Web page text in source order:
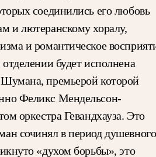
соединились его любовь
и лютеранскому хоралу,
и романтическое
будет исполнена
премьерой которой
Феликс Мендельсон-
оркестра Гевандхауза. Это
сочинял в период душевного
«духом борьбы», это